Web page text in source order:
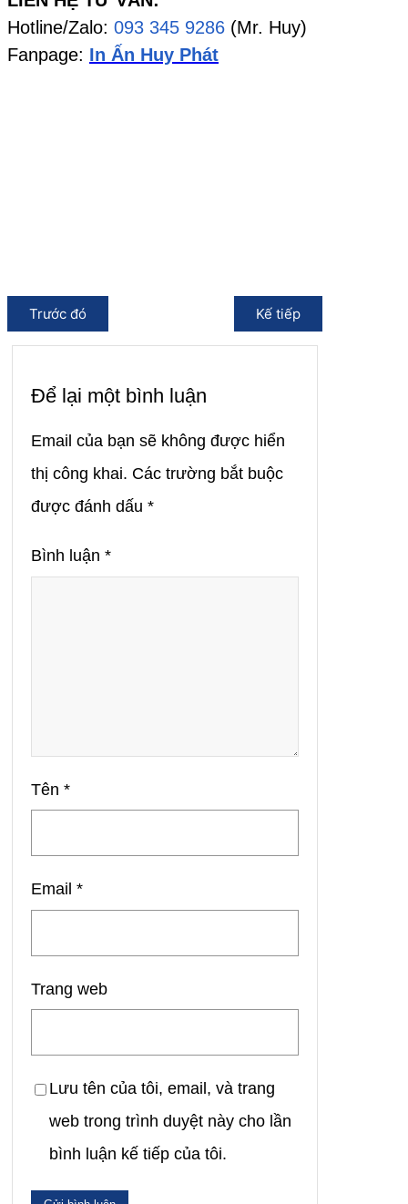
Hotline/Zalo: 093 345 9286 (Mr. Huy)
Fanpage: In Ấn Huy Phát
Trước đó Kế tiếp
Để lại một bình luận
Email của bạn sẽ không được hiển
thị công khai. Các trường bắt buộc
được đánh dấu *
Bình luận *
Tên *
Email *
Trang web
Lưu tên của tôi, email, và trang
web trong trình duyệt này cho lần
bình luận kế tiếp của tôi.